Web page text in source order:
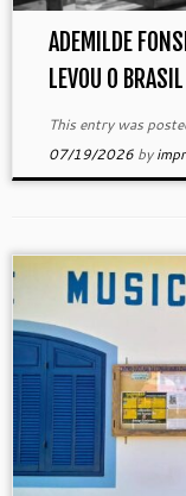
ADEMILDE
LEVOU O
This entry was
07/19/2026 by